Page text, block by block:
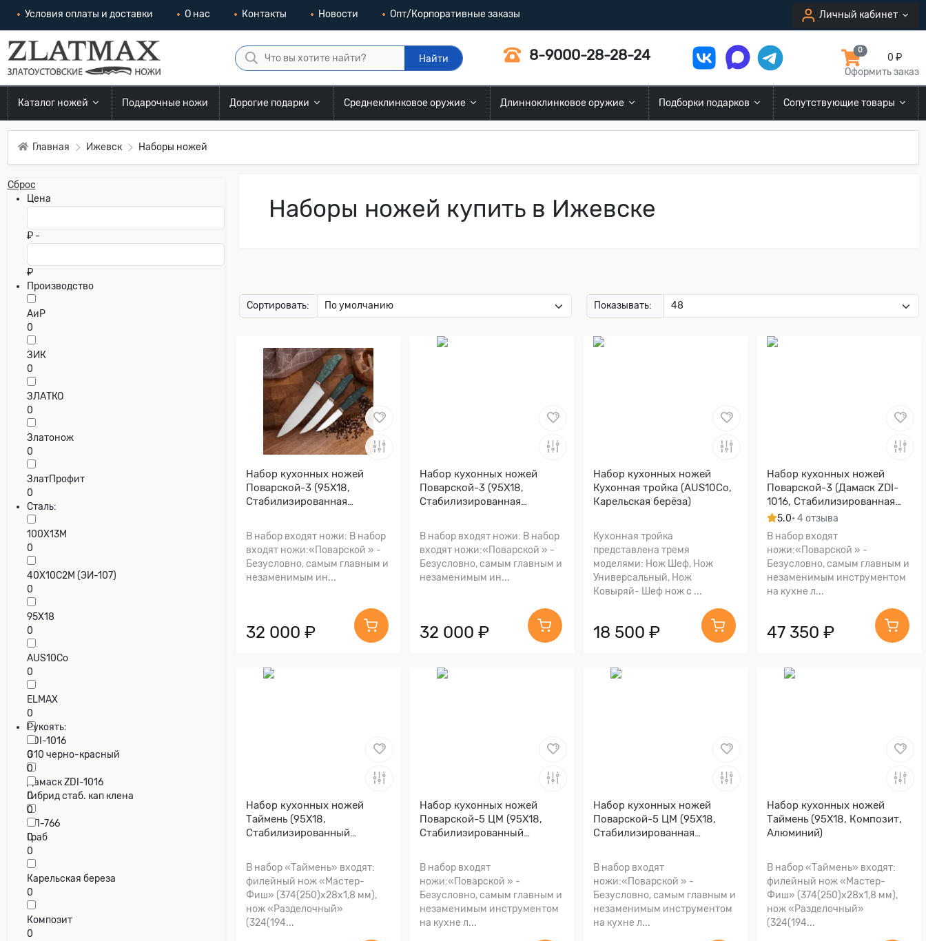
Условия оплаты и доставки О нас Контакты Новости Опт/Корпоративные заказы Личный кабинет
Найти 8-9000-28-28-24 0
0 ₽
Оформить заказ
Каталог ножей Подарочные ножи Дорогие подарки Среднеклинковое оружие Длинноклинковое оружие Подборки подарков Сопутствующие товары
Главная Ижевск Наборы ножей
Сброс
Цена
₽ -
₽
Производство
АиР
0
ЗИК
0
ЗЛАТКО
0
Златонож
0
ЗлатПрофит
0
Сталь:
100Х13М
0
40Х10С2М (ЭИ-107)
0
95Х18
0
AUS10Co
0
ELMAX
0
ZDI-1016
0
Дамаск ZDI-1016
0
ЭП-766
0
Рукоять:
G10 черно-красный
0
Гибрид стаб. кап клена
0
Граб
0
Карельская береза
0
Композит
0
Наборы ножей купить в Ижевске
Сортировать: Показывать:
Набор кухонных ножей
Поварской-3 (95Х18,
Стабилизированная
Мокумэ-ганэ)
В набор входят ножи: В набор
входят ножи:«Поварской » -
Безусловно, самым главным и
незаменимым ин...
32 000 ₽
Набор кухонных ножей
Поварской-3 (95Х18,
Стабилизированная
ганэ)
В набор входят ножи: В набор
входят ножи:«Поварской » -
Безусловно, самым главным и
незаменимым ин...
32 000 ₽
Набор кухонных ножей
Кухонная тройка (AUS10Co,
Карельская берёза)
Кухонная тройка
представлена тремя
моделями: Нож Шеф, Нож
Универсальный, Нож
Ковыряй- Шеф нож с ...
18 500 ₽
Набор кухонных ножей
Поварской-3 (Дамаск ZDI-
1016, Стабилизированная
карельская береза
коричневая, Медь)
5.0• 4 отзыва
В набор входят
ножи:«Поварской » -
Безусловно, самым главным и
незаменимым инструментом
на кухне л...
47 350 ₽
Набор кухонных ножей
Таймень (95Х18,
Стабилизированный
В набор «Таймень» входят:
филейный нож «Мастер-
Фиш» (374(250)х28х1,8 мм),
нож «Разделочный»
(324(194...
Набор кухонных ножей
Поварской-5 ЦМ (95Х18,
Стабилизированный
В набор входят
ножи:«Поварской » -
Безусловно, самым главным и
незаменимым инструментом
на кухне л...
Набор кухонных ножей
Поварской-5 ЦМ (95Х18,
Стабилизированная
Алюминий)
В набор входят
ножи:«Поварской » -
Безусловно, самым главным и
незаменимым инструментом
на кухне л...
Набор кухонных ножей
Таймень (95Х18, Композит,
Алюминий)
В набор «Таймень» входят:
филейный нож «Мастер-
Фиш» (374(250)х28х1,8 мм),
нож «Разделочный»
(324(194...